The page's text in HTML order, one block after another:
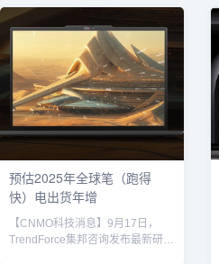
了”。CNMO获悉，在今天的骁龙
技术峰会开幕上，高通CEO安蒙与
谷歌设备与服务高级副总裁Rick
Osterloh宣布了一项将深刻影响个
人计算领域的新合作项目，该项目
将实现手机与PC的深度融合。
Osterloh在台上说道："我们已启动
一个项目来整合这些资源，正共同
为个人电脑...
预估2025年全球笔（跑得
快）电出货年增
【CNMO科技消息】9月17日，
TrendForce集邦咨询发布最新研究